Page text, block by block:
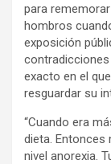
para
hombros
exposición
exacto en el
resguardar su
“Cuando era
dieta. Entonces
nivel anorexia.